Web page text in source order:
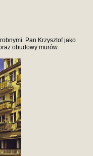
Pan Krzysztof jako
obudowy murów.